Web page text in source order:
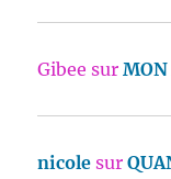
Gibee surMON
nicole sur